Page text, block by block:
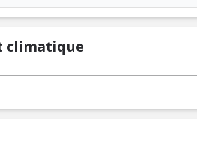
climatique